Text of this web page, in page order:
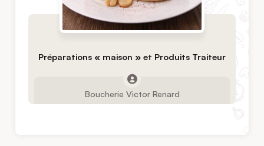
Préparations « maison » et Produits Traiteur
Boucherie Victor Renard